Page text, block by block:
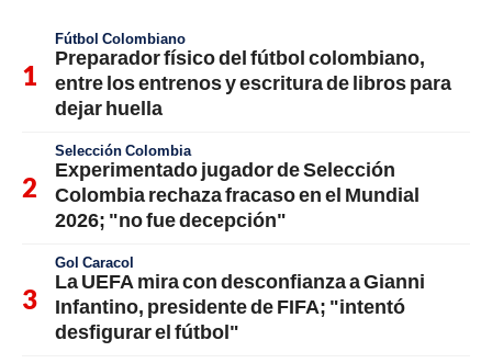
Fútbol Colombiano
Preparador físico del fútbol colombiano,
entre los entrenos y escritura de libros para
dejar huella
Selección Colombia
Experimentado jugador de Selección
Colombia rechaza fracaso en el Mundial
2026; "no fue decepción"
Gol Caracol
La UEFA mira con desconfianza a Gianni
Infantino, presidente de FIFA; "intentó
desfigurar el fútbol"